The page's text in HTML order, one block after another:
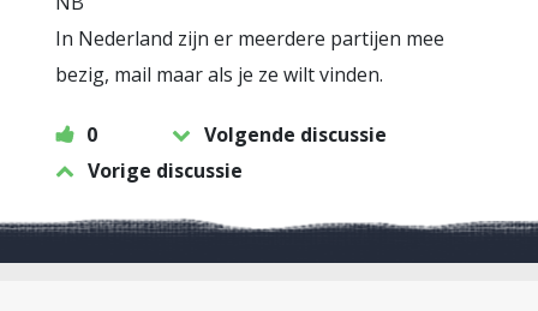
In Nederland zijn er meerdere partijen mee
bezig, mail maar als je ze wilt vinden.
0
Volgende discussie
Vorige discussie